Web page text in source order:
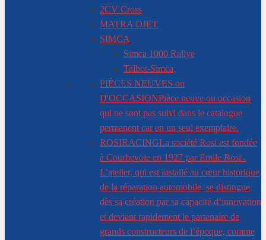
2CV Cross
MATRA DJET
SIMCA
Simca 1000 Rallye
Talbot-Simca
PIÈCES NEUVES ou
D'OCCASIONPièce neuve ou occasion
qui ne sont pas suivi dans le catalogue
permanent car en un seul exemplaire.
ROSIRACINGLa société Rosi est fondée
à Courbevoie en 1927 par Emile Rosi .
L’atelier, qui est installé au cœur historique
de la réparation automobile, se distingue
dès sa création par sa capacité d’innovation
et devient rapidement le partenaire de
grands constructeurs de l’époque, comme